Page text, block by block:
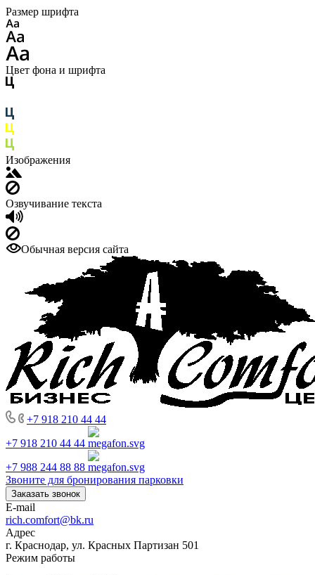
Размер шрифта
Цвет фона и шрифта
Изображения
Озвучивание текста
Обычная версия сайта
+7 918 210 44 44
+7 918 210 44 44
+7 988 244 88 88
Звоните для бронирования парковки
Заказать звонок
E-mail
rich.comfort@bk.ru
Адрес
г. Краснодар, ул. Красных Партизан 501
Режим работы